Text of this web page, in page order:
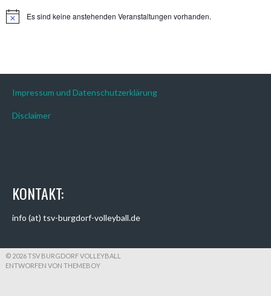
HinweisEs sind keine anstehenden Veranstaltungen vorhanden.
Impressum und Datenschutzerklärung
Disclaimer
KONTAKT:
info (at) tsv-burgdorf-volleyball.de
© 2026 TSV BURGDORF VOLLEYBALL
ENTWORFEN VON THEMEBOY